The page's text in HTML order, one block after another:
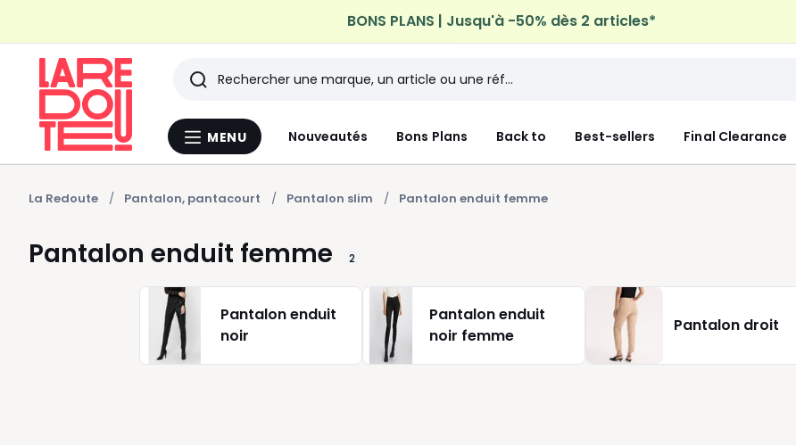
Profitez de la livraison à domicile offerte*sur tous vos achats Mode & Maison
Menu
MENU Nouveautés Bons Plans Back to Best-sellers Final Clearance
Rechercher
Les
derniers
articles
consultés
La Redoute Pantalon, pantacourt Pantalon slim Pantalon enduit femme
Pantalon enduit femme 2
Pantalon enduit
noir
Pantalon enduit
noir femme
Pantalon droit